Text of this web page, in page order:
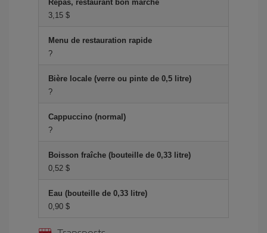
Repas, restaurant bon marché
3,15 $
Menu de restauration rapide
?
Bière locale (verre ou pinte de 0,5 litre)
?
Cappuccino (normal)
?
Boisson fraîche (bouteille de 0,33 litre)
0,52 $
Eau (bouteille de 0,33 litre)
0,90 $